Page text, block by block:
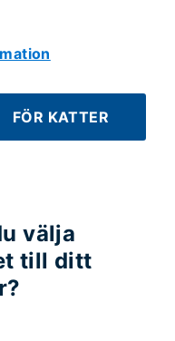
FÖR KATTER
välja
till ditt